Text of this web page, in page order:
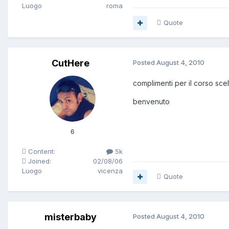
Luogo
roma
Quote
CutHere
6
Content:
5k
Joined:
02/08/06
Luogo
vicenza
Posted August 4, 2010
complimenti per il corso
benvenuto
Quote
misterbaby Posted August 4, 2010